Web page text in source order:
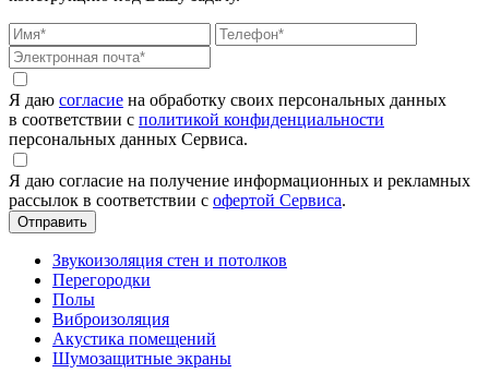
Я даю согласие на обработку своих персональных данных
в соответствии с политикой конфиденциальности
персональных данных Сервиса.
Я даю согласие на получение информационных и рекламных
рассылок в соответствии с офертой Сервиса.
Звукоизоляция стен и потолков
Перегородки
Полы
Виброизоляция
Акустика помещений
Шумозащитные экраны